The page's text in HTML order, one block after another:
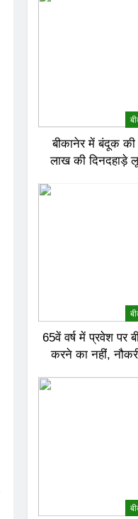
बीकानेर में बंदूक
लाख की दिनदहाड़े
65वें वर्ष में प्रवेश पर
करने का नहीं,